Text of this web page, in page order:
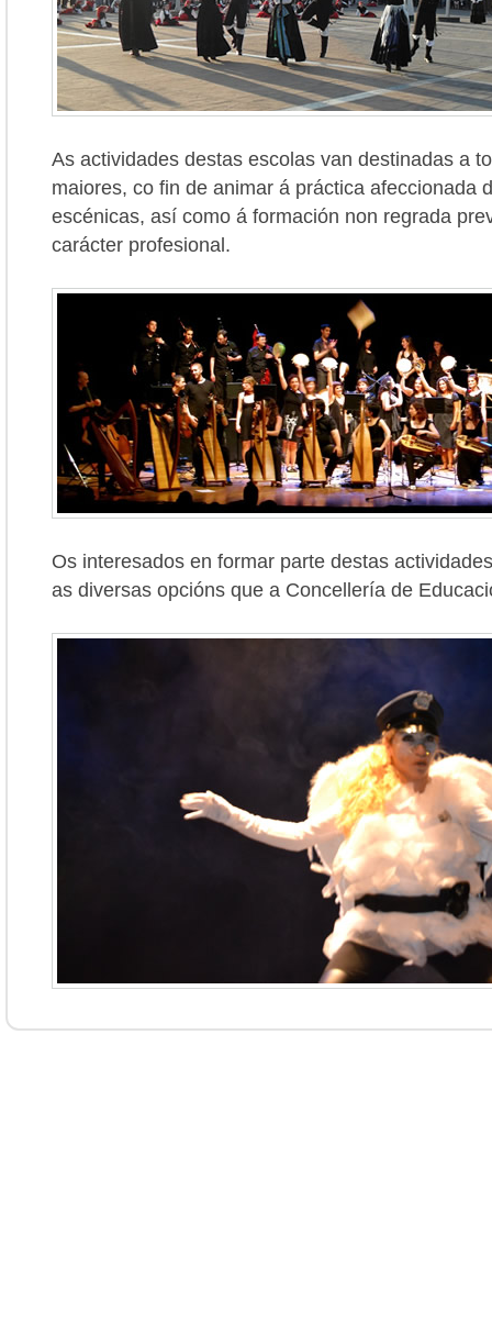
As actividades destas escolas van destinadas a
maiores, co fin de animar á práctica afeccionada
escénicas, así como á formación non regrada
carácter profesional.
Os interesados en formar parte destas
as diversas opcións que a Concellería de